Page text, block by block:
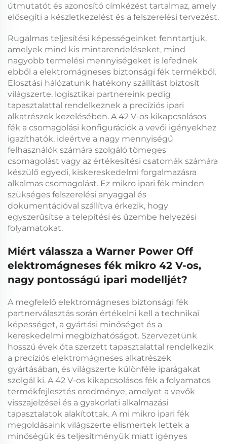
útmutatót és azonosító címkézést tartalmaz, amely
elősegíti a készletkezelést és a felszerelési tervezést.
Rugalmas teljesítési képességeinket fenntartjuk,
amelyek mind kis mintarendeléseket, mind
nagyobb termelési mennyiségeket is lefednek
ebből a elektromágneses biztonsági fék termékből.
Elosztási hálózatunk hatékony szállítást biztosít
világszerte, logisztikai partnereink pedig
tapasztalattal rendelkeznek a precíziós ipari
alkatrészek kezelésében. A 42 V-os kikapcsolásos
fék a csomagolási konfigurációk a vevői igényekhez
igazíthatók, ideértve a nagy mennyiségű
felhasználók számára szolgáló tömeges
csomagolást vagy az értékesítési csatornák számára
készülő egyedi, kiskereskedelmi forgalmazásra
alkalmas csomagolást. Ez mikro ipari fék minden
szükséges felszerelési anyaggal és
dokumentációval szállítva érkezik, hogy
egyszerűsítse a telepítési és üzembe helyezési
folyamatokat.
Miért válassza a Warner Power Off
elektromágneses fék mikro 42 V-os,
nagy pontosságú ipari modelljét?
A megfelelő elektromágneses biztonsági fék
partnerválasztás során értékelni kell a technikai
képességet, a gyártási minőséget és a
kereskedelmi megbízhatóságot. Szervezetünk
hosszú évek óta szerzett tapasztalattal rendelkezik
a precíziós elektromágneses alkatrészek
gyártásában, és világszerte különféle iparágakat
szolgál ki. A 42 V-os kikapcsolásos fék a folyamatos
termékfejlesztés eredménye, amelyet a vevők
visszajelzései és a gyakorlati alkalmazási
tapasztalatok alakítottak. A mi mikro ipari fék
megoldásaink világszerte elismertek lettek a
minőségük és teljesítményük miatt igényes